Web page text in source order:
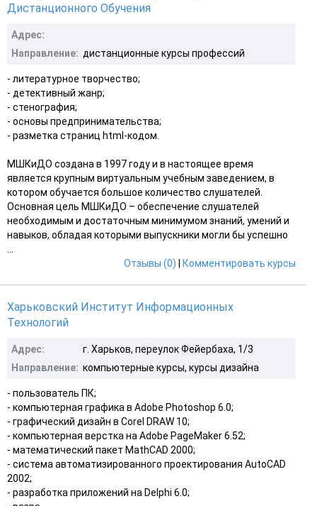
Дистанционного Обучения
Адрес:
Направление: дистанционные курсы профессий
- литературное творчество;
- детективный жанр;
- стенография;
- основы предпринимательства;
- разметка страниц html-кодом.
МШКиДО создана в 1997 году и в настоящее время
является крупным виртуальным учебным заведением, в
котором обучается большое количество слушателей.
Основная цель МШКиДО – обеспечение слушателей
необходимым и достаточным минимумом знаний, умений и
навыков, обладая которыми выпускники могли бы успешно
Отзывы (0)
Комментировать курсы
Харьковский Институт Информационных
Технологий
Адрес:
г. Харьков, переулок Фейербаха, 1/3
Направление: компьютерные курсы, курсы дизайна
- пользователь ПК;
- компьютерная графика в Adobe Photoshop 6.0;
- графический дизайн в Corel DRAW 10;
- компьютерная верстка на Adobe PageMaker 6.52;
- математический пакет MathCAD 2000;
- система автоматизированного проектирования AutoCAD
2002;
- разработка приложений на Delphi 6.0;